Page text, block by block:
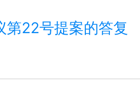
第22号提案的答复